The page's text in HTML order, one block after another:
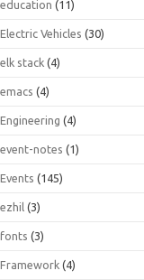
education (11)
Electric Vehicles (30)
elk stack (4)
emacs (4)
Engineering (4)
event-notes (1)
Events (145)
ezhil (3)
fonts (3)
Framework (4)